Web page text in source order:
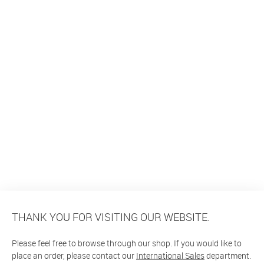
THANK YOU FOR VISITING OUR WEBSITE.
Please feel free to browse through our shop. If you would like to
place an order, please contact our International Salesdepartment.